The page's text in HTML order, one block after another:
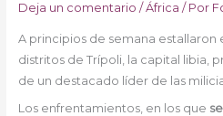
Deja un comentario / África / Por
A principios de semana
distritos de Trípoli, la capital libia,
de un destacado líder de las
Los enfrentamientos, en los que